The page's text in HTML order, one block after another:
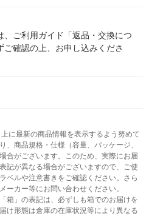
、ご利用ガイド「返品・交換につ
ご確認の上、お申し込みくださ
に最新の商品情報を表示するよう努めて
、商品規格・仕様（容量、パッケージ、
合がございます。このため、実際にお届
記が異なる場合がございますので、ご使
ベルや注意書きをご確認ください。さら
ーカー等にお問い合わせください。
箱」の表記は、必ずしも箱でのお届けを
け形態は倉庫の在庫状況等により異なる